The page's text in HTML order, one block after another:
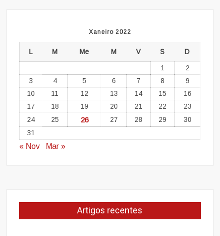
Xaneiro 2022
L M Me M V S D
1
2
3
4 5 6 7 8
9
10
11 12 13 14 15
16
17
18 19 20 21 22
23
24
25 26 27 28 29
30
31
« Nov Mar »
Artigos recentes